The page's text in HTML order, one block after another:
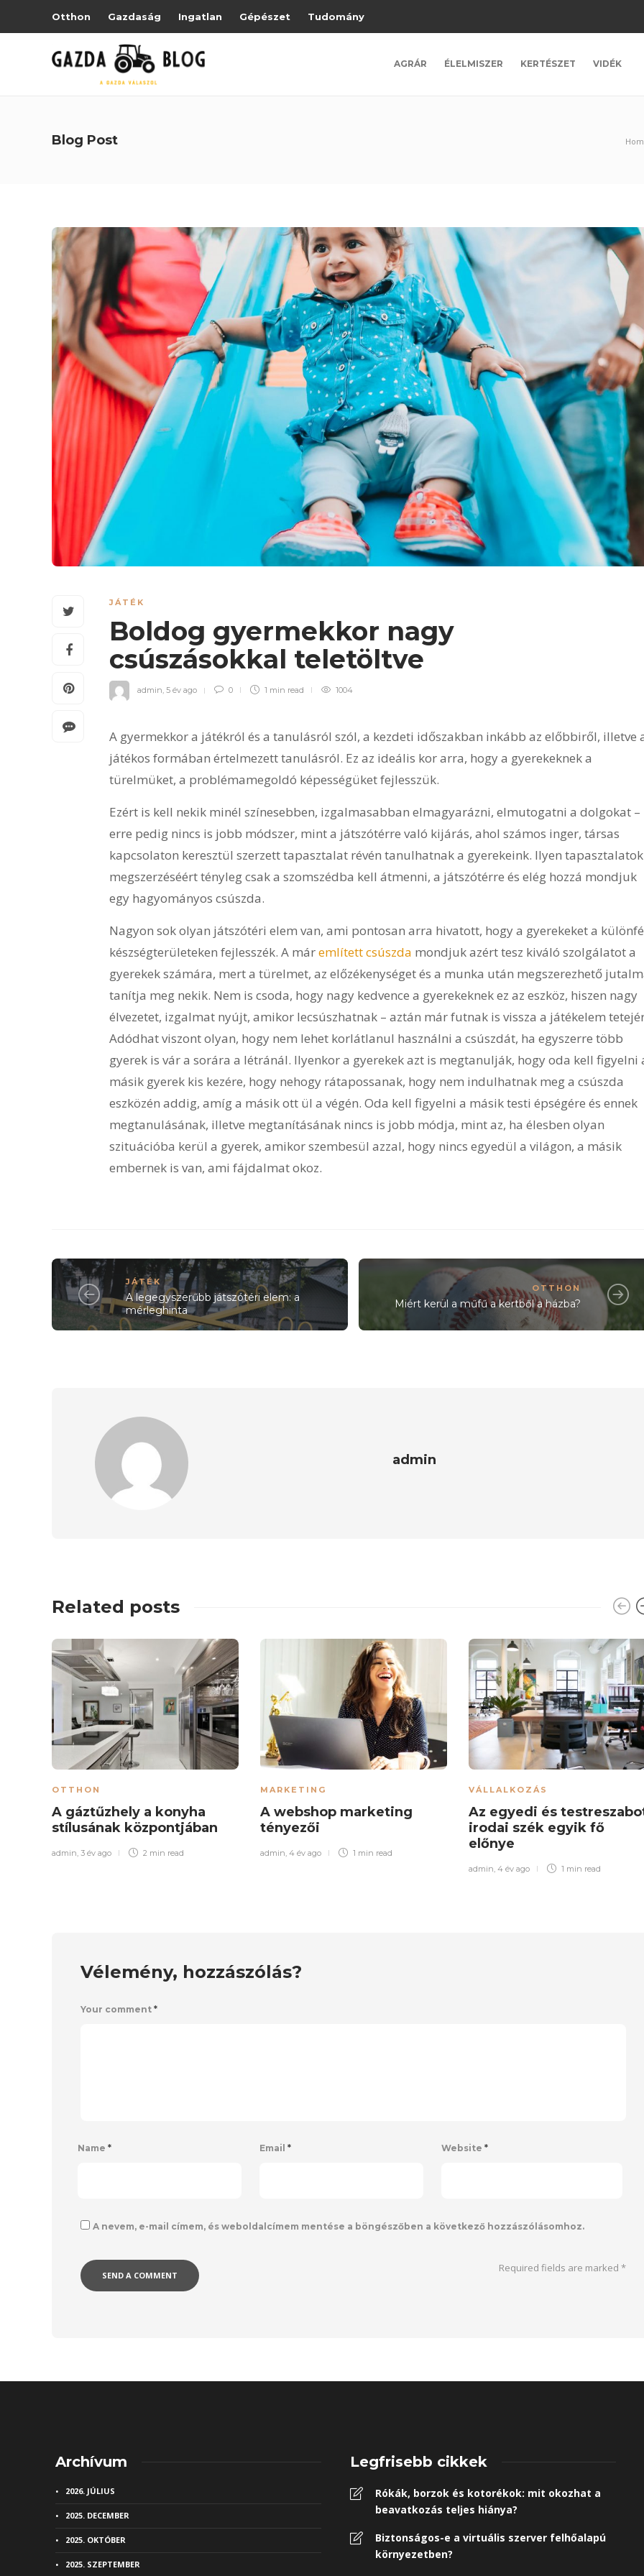
Otthon Gazdaság Ingatlan Gépészet Tudomány
AGRÁR ÉLELMISZER KERTÉSZET VIDÉK
Blog Post
JÁTÉK
Boldog gyermekkor nagy
csúszásokkal teletöltve
admin, 5 év ago 0 1 min read 1004
A gyermekkor a játékról és a tanulásról szól, a kezdeti időszakban inkább az előbbiről, illetve
játékos formában értelmezett tanulásról. Ez az ideális kor arra, hogy a gyerekeknek a
türelmüket, a problémamegoldó képességüket fejlesszük.
Ezért is kell nekik minél színesebben, izgalmasabban elmagyarázni, elmutogatni a dolgokat –
erre pedig nincs is jobb módszer, mint a játszótérre való kijárás, ahol számos inger, társas
kapcsolaton keresztül szerzett tapasztalat révén tanulhatnak a gyerekeink. Ilyen tapasztalatok
megszerzéséért tényleg csak a szomszédba kell átmenni, a játszótérre és elég hozzá mondjuk
egy hagyományos csúszda.
Nagyon sok olyan játszótéri elem van, ami pontosan arra hivatott, hogy a gyerekeket a
készségterületeken fejlesszék. A máremlített csúszda mondjuk azért tesz kiváló szolgálatot a
gyerekek számára, mert a türelmet, az előzékenységet és a munka után megszerezhető
tanítja meg nekik. Nem is csoda, hogy nagy kedvence a gyerekeknek ez az eszköz, hiszen nagy
élvezetet, izgalmat nyújt, amikor lecsúszhatnak – aztán már futnak is vissza a játékelem
Adódhat viszont olyan, hogy nem lehet korlátlanul használni a csúszdát, ha egyszerre több
gyerek is vár a sorára a létránál. Ilyenkor a gyerekek azt is megtanulják, hogy oda kell figyelni
másik gyerek kis kezére, hogy nehogy rátapossanak, hogy nem indulhatnak meg a csúszda
eszközén addig, amíg a másik ott ül a végén. Oda kell figyelni a másik testi épségére és ennek
megtanulásának, illetve megtanításának nincs is jobb módja, mint az, ha élesben olyan
szituációba kerül a gyerek, amikor szembesül azzal, hogy nincs egyedül a világon, a másik
embernek is van, ami fájdalmat okoz.
JÁTÉK
A legegyszerűbb játszótéri elem: a
mérleghinta
OTTHON
Miért kerül a műfű a kertből a házba?
admin
Related posts
OTTHON
A gáztűzhely a konyha
stílusának központjában
admin, 3 év ago 2 min read
MARKETING
A webshop marketing
tényezői
admin, 4 év ago 1 min read
VÁLLALKOZÁS
Az egyedi és
irodai szék egyik fő
előnye
admin, 4 év ago 1 min read
Vélemény, hozzászólás?
Your comment *
Name * Email * Website *
A nevem, e-mail címem, és weboldalcímem mentése a böngészőben a következő hozzászólásomhoz.
Required fields are marked*
Archívum
2026. JÚLIUS
2025. DECEMBER
2025. OKTÓBER
2025. SZEPTEMBER
Legfrisebb cikkek
Rókák, borzok és kotorékok: mit okozhat a
beavatkozás teljes hiánya?
Biztonságos-e a virtuális szerver felhőalapú
környezetben?